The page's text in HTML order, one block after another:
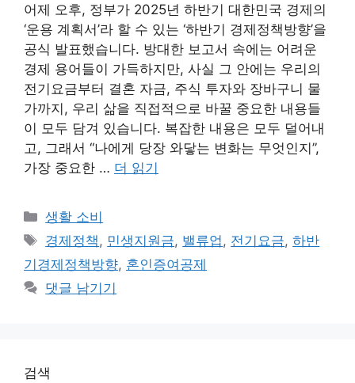
어제 오후, 정부가 2025년 하반기 대한민국 경제의
‘운용 계획서’라 할 수 있는 ‘하반기 경제정책방향’을
공식 발표했습니다. 방대한 보고서 속에는 어려운
경제 용어들이 가득하지만, 사실 그 안에는 우리의
전기요금부터 결혼 자금, 주식 투자와 장바구니 물
가까지, 우리 삶을 직접적으로 바꿀 중요한 내용들
이 모두 담겨 있습니다. 복잡한 내용은 모두 덜어내
고, 그래서 “나에게 당장 와닿는 변화는 무엇인지”,
가장 중요한 … 더 읽기
카
테
고
리
생활 소비
태
그
경제정책 , 민생지원금, 밸류업 , 전기요금,하반
기경제정책방향, 혼인증여공제
댓글 남기기
검색